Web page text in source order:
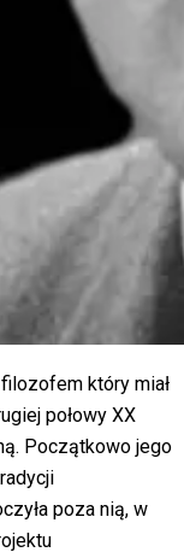
który miał
połowy XX
Początkowo jego
poza nią, w